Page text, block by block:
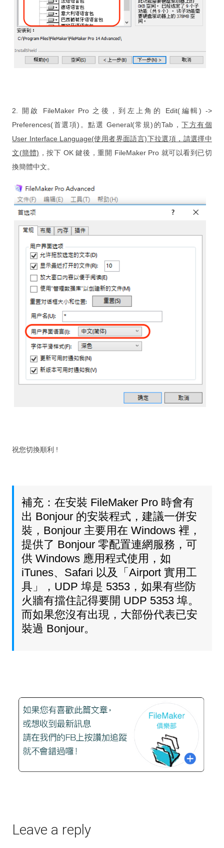
2. 開啟 FileMaker Pro 之後，到左上角的 Edit(編輯) ->
Preferences(首選項)。點選 General(常規)的Tab，下方有個
User Interface Language(使用者界面語言)下拉選項，請選擇中
文(簡體) ，按下 OK 鍵後，重開 FileMaker Pro 就可以看到已切
換簡體中文。
祝您切換順利 !
補充：在安裝 FileMaker Pro 時會有
出 Bonjour 的安裝程式，建議一併安
裝，Bonjour 主要用在 Windows 裡，
提供了 Bonjour 零配置連網服務，可
供 Windows 應用程式使用，如
iTunes、Safari 以及「Airport 實用工
具」，UDP 埠是 5353，如果有些防
火牆有擋住記得要開 UDP 5353 埠。
而如果您沒有出現，大部份代表已安
裝過 Bonjour。
Leave a reply